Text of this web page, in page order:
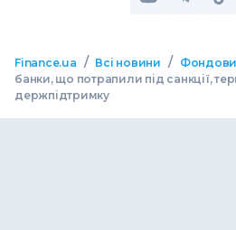
Finance.ua / Всі новини /
банки, що потрапили під санкції,
держпідтримку